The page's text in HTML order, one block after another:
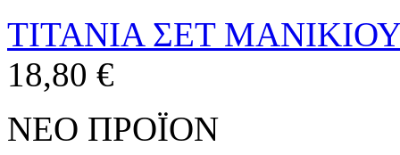
TITANIA ΣΕΤ
18,80 €
ΝΕΟ ΠΡΟΪΟΝ